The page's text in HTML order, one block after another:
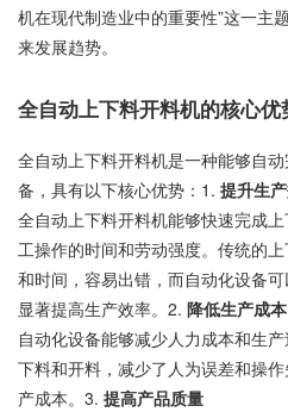
机在现代制造业中的重要性”这一主
来发展趋势。
全自动上下料开料机的核心优
全自动上下料开料机是一种能够自
备，具有以下核心优势：1. 提升生
全自动上下料开料机能够快速完成
工操作的时间和劳动强度。传统的
和时间，容易出错，而自动化设备
显著提高生产效率。2. 降低生产成本
自动化设备能够减少人力成本和生
下料和开料，减少了人为误差和操
产成本。3. 提高产品质量